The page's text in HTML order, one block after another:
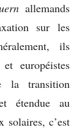
allemands
sur les
ils
européistes
la transition
étendue au
solaires, c’est